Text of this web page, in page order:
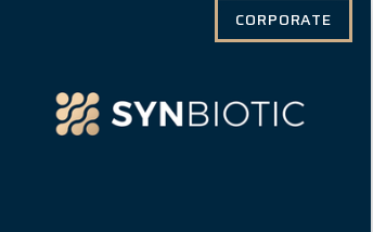
CORPORATE